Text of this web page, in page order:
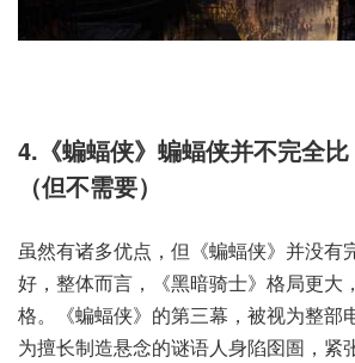
4.《蝙蝠侠》蝙蝠侠并不完全
（但不需要）
虽然有诸多优点，但《蝙蝠侠》并没有
好，整体而言，《黑暗骑士》格局更大
格。《蝙蝠侠》的第三幕，被视为整部
为擅长制造悬念的谜语人身陷囹圄，紧